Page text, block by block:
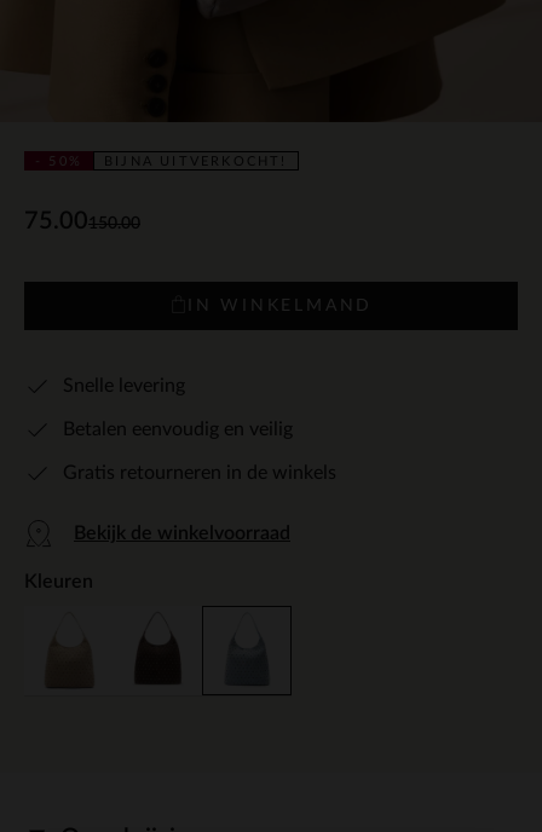
- 50% BIJNA UITVERKOCHT!
150.00
75.00
IN WINKELMAND
Snelle levering
Betalen eenvoudig en veilig
Gratis retourneren in de winkels
Bekijk de winkelvoorraad
Kleuren